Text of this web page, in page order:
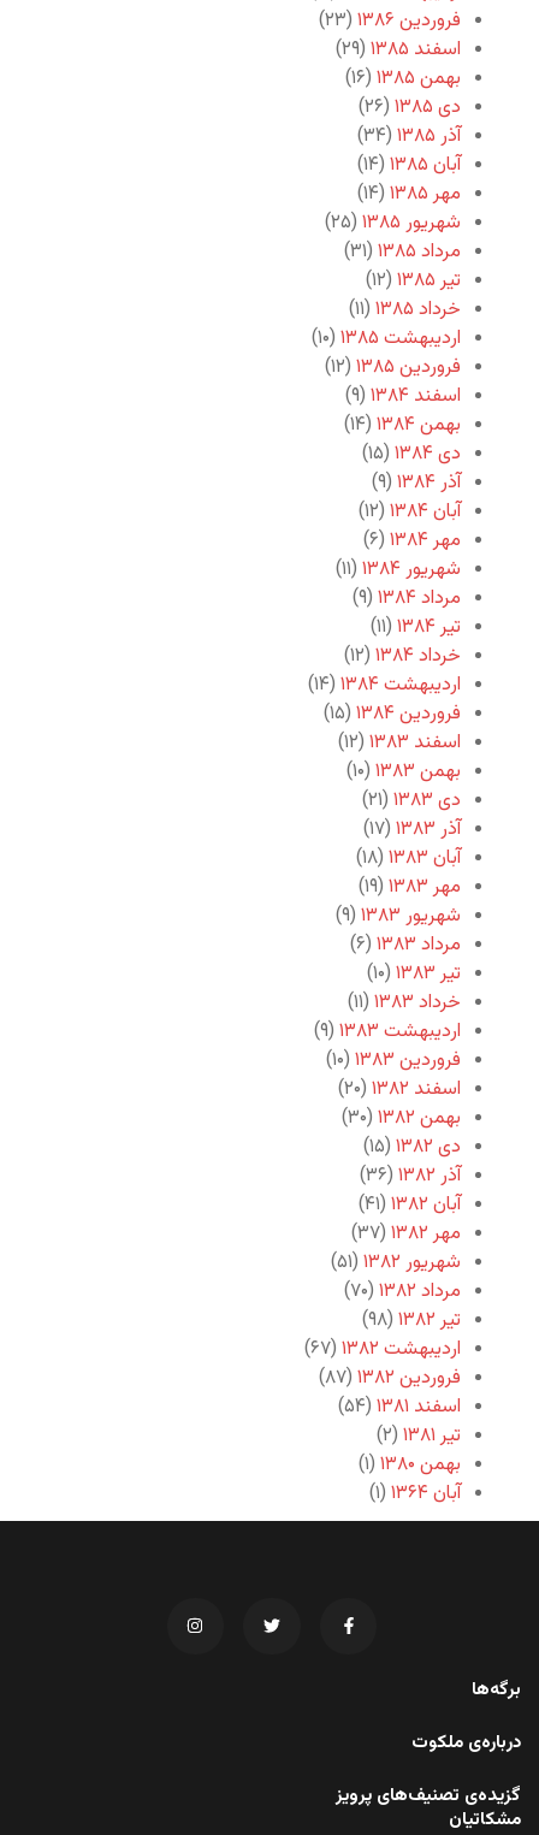
فروردین ۱۳۸۶
(۲۳)
اسفند ۱۳۸۵
(۲۹)
بهمن ۱۳۸۵
(۱۶)
دی ۱۳۸۵
(۲۶)
آذر ۱۳۸۵
(۳۴)
آبان ۱۳۸۵
(۱۴)
مهر ۱۳۸۵
(۱۴)
شهریور ۱۳۸۵
(۲۵)
مرداد ۱۳۸۵
(۳۱)
تیر ۱۳۸۵
(۱۲)
خرداد ۱۳۸۵
(۱۱)
اردیبهشت ۱۳۸۵
(۱۰)
فروردین ۱۳۸۵
(۱۲)
اسفند ۱۳۸۴
(۹)
بهمن ۱۳۸۴
(۱۴)
دی ۱۳۸۴
(۱۵)
آذر ۱۳۸۴
(۹)
آبان ۱۳۸۴
(۱۲)
مهر ۱۳۸۴
(۶)
شهریور ۱۳۸۴
(۱۱)
مرداد ۱۳۸۴
(۹)
تیر ۱۳۸۴
(۱۱)
خرداد ۱۳۸۴
(۱۲)
اردیبهشت ۱۳۸۴
(۱۴)
فروردین ۱۳۸۴
(۱۵)
اسفند ۱۳۸۳
(۱۲)
بهمن ۱۳۸۳
(۱۰)
دی ۱۳۸۳
(۲۱)
آذر ۱۳۸۳
(۱۷)
آبان ۱۳۸۳
(۱۸)
مهر ۱۳۸۳
(۱۹)
شهریور ۱۳۸۳
(۹)
مرداد ۱۳۸۳
(۶)
تیر ۱۳۸۳
(۱۰)
خرداد ۱۳۸۳
(۱۱)
اردیبهشت ۱۳۸۳
(۹)
فروردین ۱۳۸۳
(۱۰)
اسفند ۱۳۸۲
(۲۰)
بهمن ۱۳۸۲
(۳۰)
دی ۱۳۸۲
(۱۵)
آذر ۱۳۸۲
(۳۶)
آبان ۱۳۸۲
(۴۱)
مهر ۱۳۸۲
(۳۷)
شهریور ۱۳۸۲
(۵۱)
مرداد ۱۳۸۲
(۷۰)
تیر ۱۳۸۲
(۹۸)
اردیبهشت ۱۳۸۲
(۶۷)
فروردین ۱۳۸۲
(۸۷)
اسفند ۱۳۸۱
(۵۴)
تیر ۱۳۸۱
(۲)
بهمن ۱۳۸۰
(۱)
آبان ۱۳۶۴
(۱)
برگه‌ها
درباره‌ی ملکوت
گزیده‌ی تصنیف‌های پرویز
مشکاتیان